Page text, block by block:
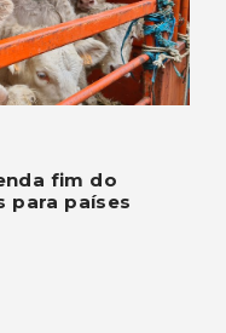
fim do
para países